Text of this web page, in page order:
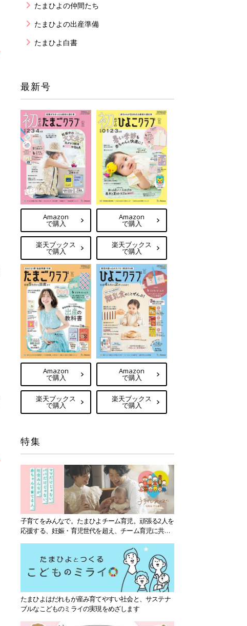
たまひよの仲間たち
たまひよの出産準備
たまひよ白書
最新号
Amazon
で購入
楽天ブックス
で購入
Amazon
で購入
楽天ブックス
で購入
Amazon
で購入
楽天ブックス
で購入
Amazon
で購入
楽天ブックス
で購入
特集
子育てをみんなで。たまひよチーム育児。頑張る2人を
応援する、妊娠・育児世代を超え、チーム育児に共感
たまひよはだれもが産み育てやすい社会と、サステナ
ブルなこどものミライの実現をめざします